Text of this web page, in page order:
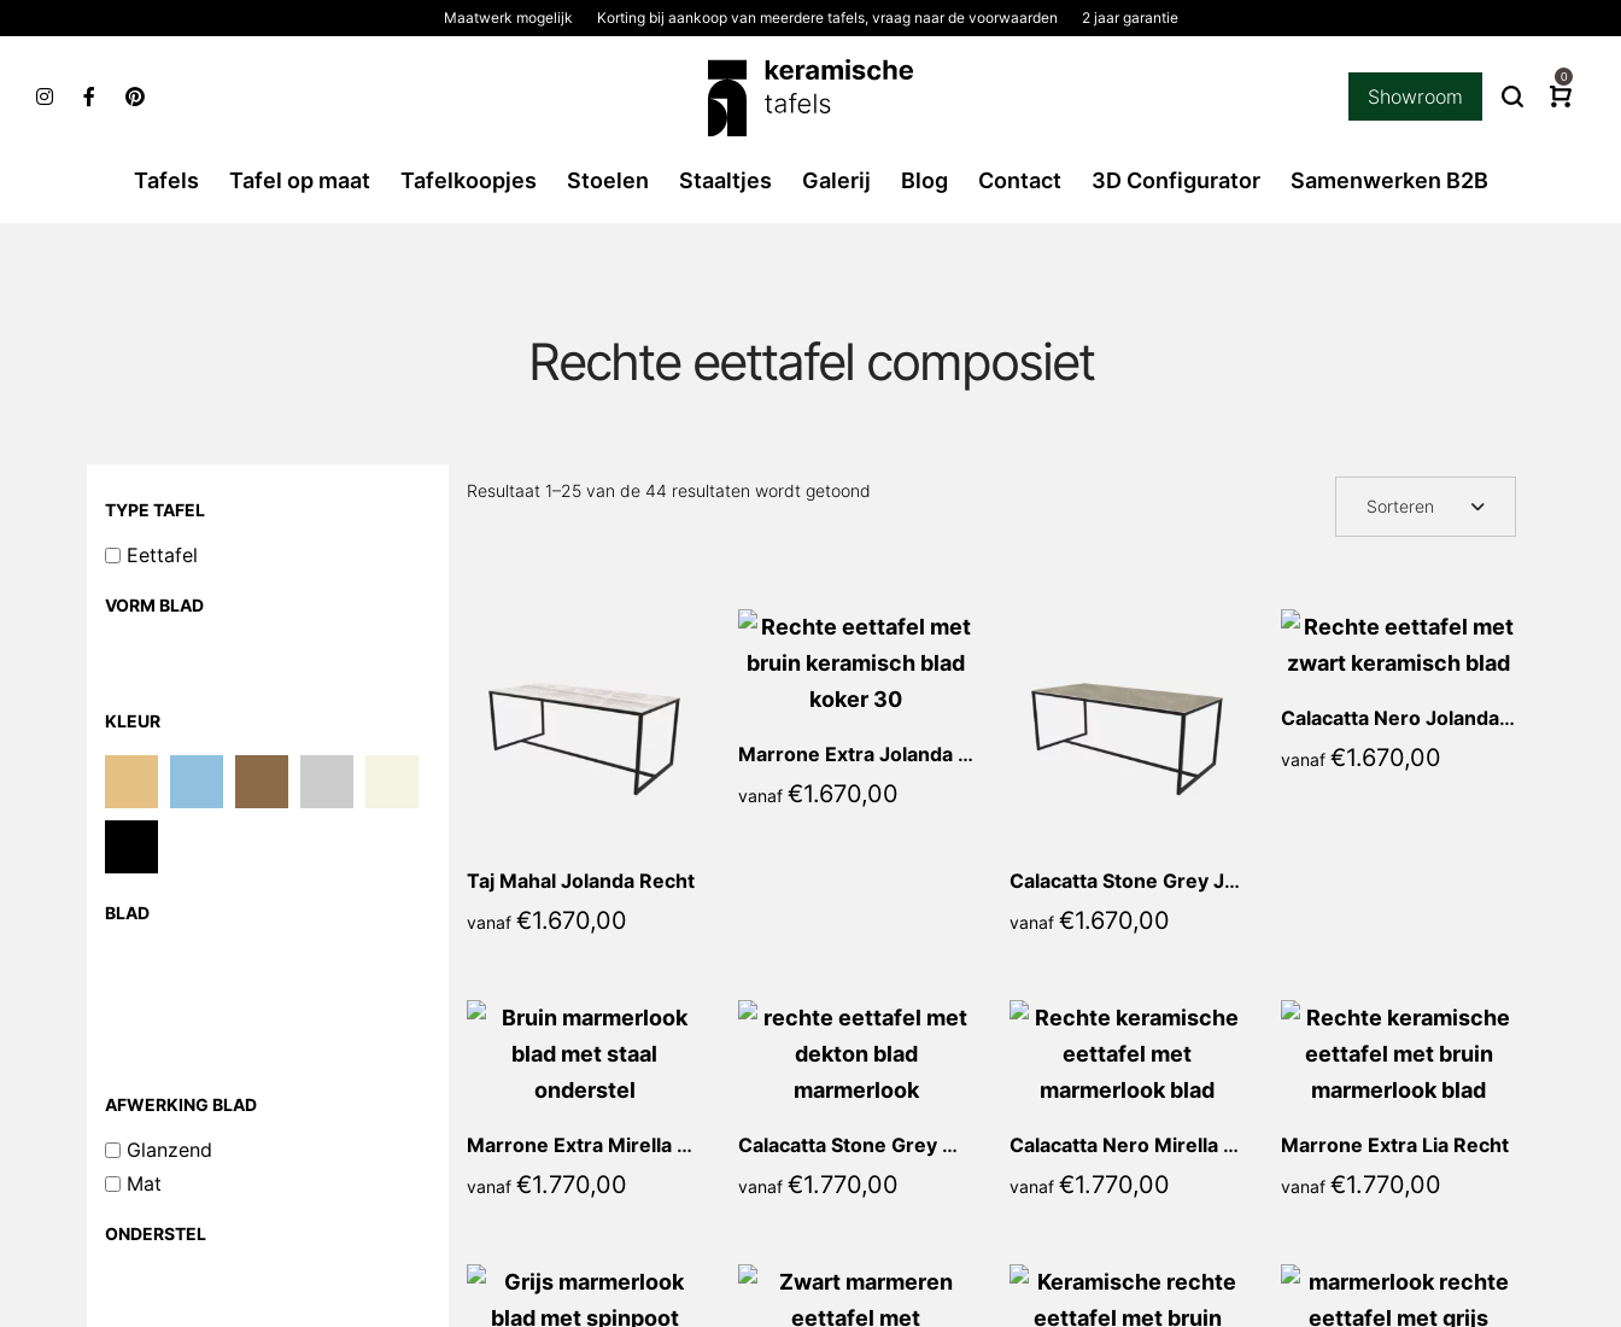
Maatwerk mogelijk Korting bij aankoop van meerdere tafels, vraag naar de voorwaarden 2 jaar garantie
Showroom
0
Tafels Tafel op maat Tafelkoopjes Stoelen Staaltjes Galerij Blog Contact 3D Configurator Samenwerken B2B
Rechte eettafel composiet
Resultaat 1–25 van de 44 resultaten wordt getoond
laag
Sorteren
Taj Mahal Jolanda Recht
vanaf €1.670,00
Marrone Extra Jolanda Recht
vanaf €1.670,00
Calacatta Stone Grey Jolanda Recht
vanaf €1.670,00
Calacatta Nero Jolanda Recht
vanaf €1.670,00
Marrone Extra Mirella Recht
vanaf €1.770,00
Calacatta Stone Grey Mirella Recht
vanaf €1.770,00
Calacatta Nero Mirella Recht
vanaf €1.770,00
Marrone Extra Lia Recht
vanaf €1.770,00
TYPE TAFEL
Eettafel
VORM BLAD
KLEUR
BLAD
AFWERKING BLAD
Glanzend
Mat
ONDERSTEL